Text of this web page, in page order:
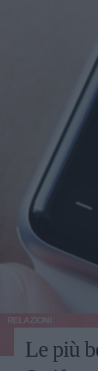
RELAZIONI
Le più